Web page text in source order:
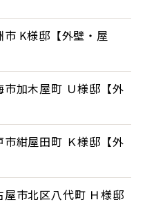
市 K様邸【外壁・屋
市加木屋町 Ｕ様邸【外
市紺屋田町 Ｋ様邸【外
屋市北区八代町 Ｈ様邸